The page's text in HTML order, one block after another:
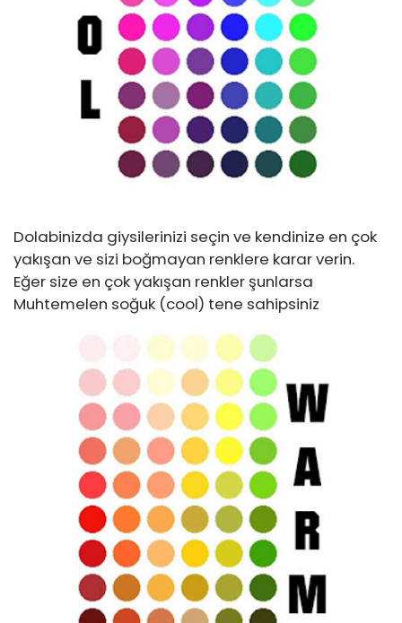
Dolabinizda giysilerinizi seçin ve kendinize en çok
yakışan ve sizi boğmayan renklere karar verin.
Eğer size en çok yakışan renkler şunlarsa
Muhtemelen soğuk (cool) tene sahipsiniz